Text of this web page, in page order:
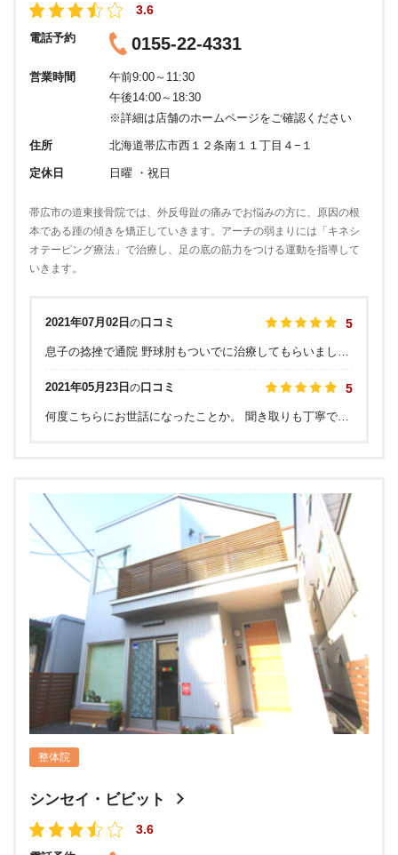
3.6
電話予約 0155-22-4331
営業時間
午前9:00～11:30
午後14:00～18:30
※詳細は店舗のホームページをご確認ください
住所 北海道帯広市西１２条南１１丁目４−１
定休日 日曜 ・祝日
帯広市の道東接骨院では、外反母趾の痛みでお悩みの方に、原因の根
本である踵の傾きを矯正していきます。アーチの弱まりには「キネシ
オテーピング療法」で治療し、足の底の筋力をつける運動を指導して
いきます。
2021年07月02日の口コミ 5
2021年05月23日の口コミ 5
整体院
シンセイ・ビビット
3.6